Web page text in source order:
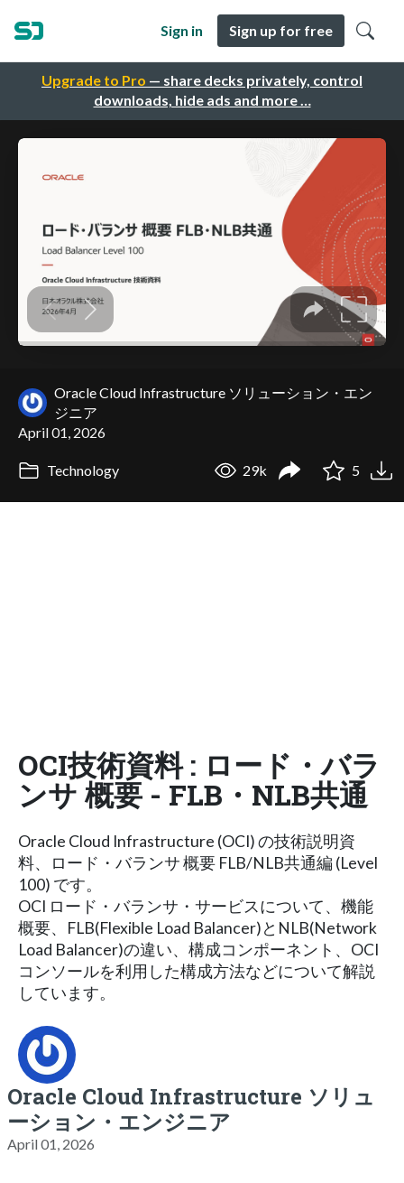
Upgrade to Pro — share decks privately, control
downloads, hide ads and more …
Sign in Sign up for free
Oracle Cloud Infrastructure ソリューション・エン
ジニア
April 01, 2026
Technology 29k 5
OCI技術資料 : ロード・バラ
ンサ 概要 - FLB・NLB共通
Oracle Cloud Infrastructure (OCI) の技術説明資
料、ロード・バランサ 概要 FLB/NLB共通編 (Level
100) です。
OCI ロード・バランサ・サービスについて、機能
概要、FLB(Flexible Load Balancer)とNLB(Network
Load Balancer)の違い、構成コンポーネント、OCI
コンソールを利用した構成方法などについて解説
しています。
Oracle Cloud Infrastructure ソリュ
ーション・エンジニア
April 01, 2026